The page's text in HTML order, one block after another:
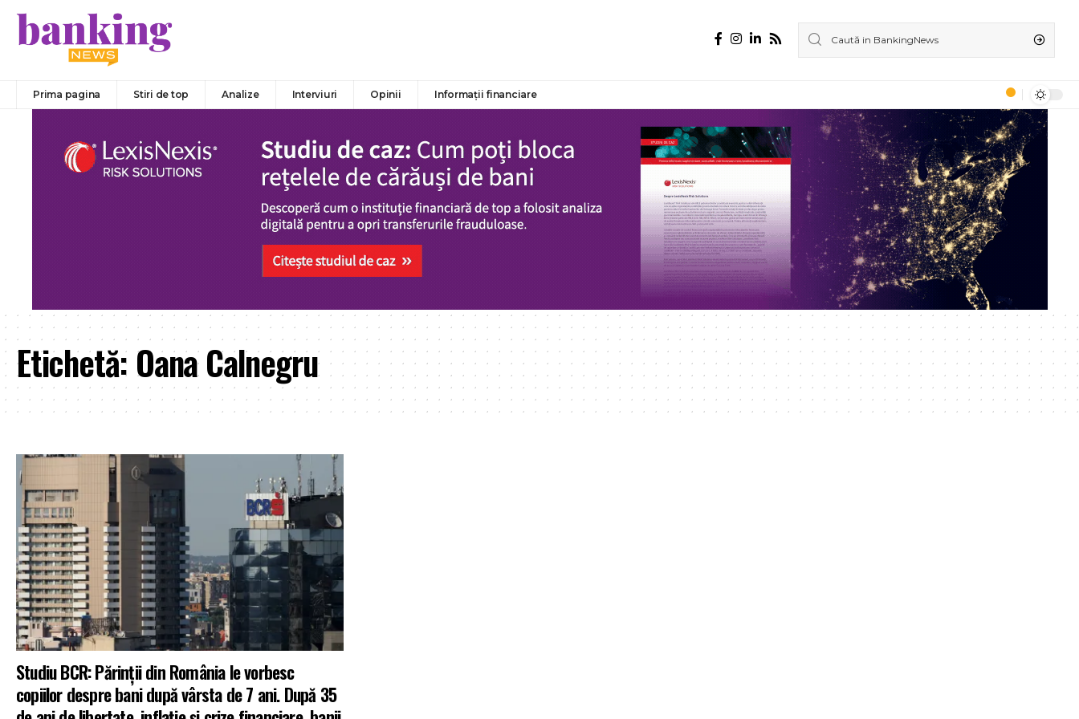
Prima pagina Stiri de top Analize Interviuri Opinii Informații financiare
Etichetă: Oana Calnegru
Studiu BCR: Părinții din România le vorbesc
copiilor despre bani după vârsta de 7 ani. După 35